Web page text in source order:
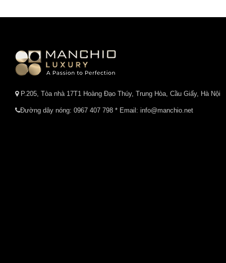
P.205, Tòa nhà 17T1 Hoàng Đạo Thúy, Trung Hòa, Cầu Giấy, Hà Nội
Đường dây nóng: 0967 407 798 * Email: info@manchio.net